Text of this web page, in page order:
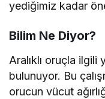
yediğimiz kadar
Bilim Ne Diyor?
Aralıklı oruçla ilgili
bulunuyor. Bu
orucun vücut